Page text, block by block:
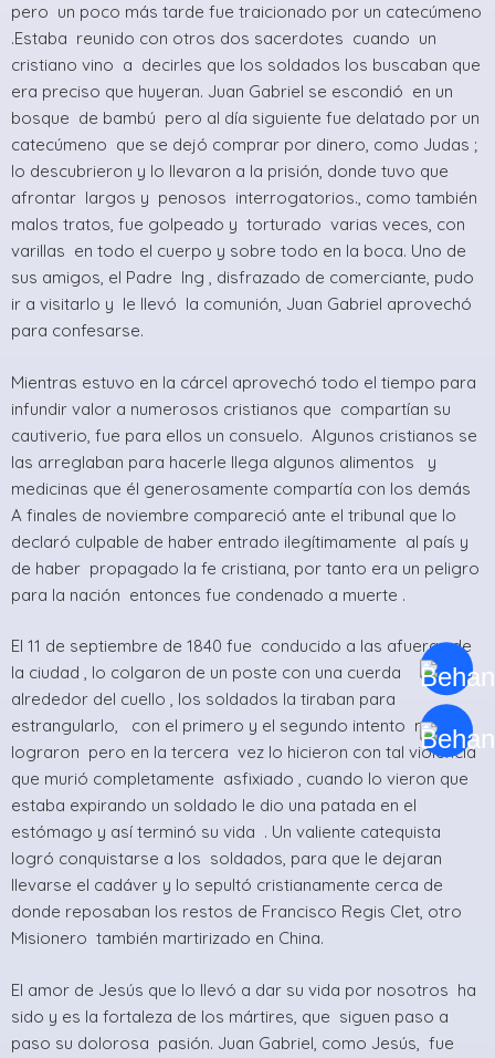
pero un poco más tarde fue traicionado por un catecúmeno
.Estaba reunido con otros dos sacerdotes cuando un
cristiano vino a decirles que los soldados los buscaban que
era preciso que huyeran. Juan Gabriel se escondió en un
bosque de bambú pero al día siguiente fue delatado por un
catecúmeno que se dejó comprar por dinero, como Judas ;
lo descubrieron y lo llevaron a la prisión, donde tuvo que
afrontar largos y penosos interrogatorios., como también
malos tratos, fue golpeado y torturado varias veces, con
varillas en todo el cuerpo y sobre todo en la boca. Uno de
sus amigos, el Padre Ing , disfrazado de comerciante, pudo
ir a visitarlo y le llevó la comunión, Juan Gabriel aprovechó
para confesarse.
Mientras estuvo en la cárcel aprovechó todo el tiempo para
infundir valor a numerosos cristianos que compartían su
cautiverio, fue para ellos un consuelo. Algunos cristianos se
las arreglaban para hacerle llega algunos alimentos y
medicinas que él generosamente compartía con los demás
A finales de noviembre compareció ante el tribunal que lo
declaró culpable de haber entrado ilegítimamente al país y
de haber propagado la fe cristiana, por tanto era un peligro
para la nación entonces fue condenado a muerte .
El 11 de septiembre de 1840 fue conducido a las afueras de
la ciudad , lo colgaron de un poste con una cuerda
alrededor del cuello , los soldados la tiraban para
estrangularlo, con el primero y el segundo intento no lo
lograron pero en la tercera vez lo hicieron con tal violencia
que murió completamente asfixiado , cuando lo vieron que
estaba expirando un soldado le dio una patada en el
estómago y así terminó su vida . Un valiente catequista
logró conquistarse a los soldados, para que le dejaran
llevarse el cadáver y lo sepultó cristianamente cerca de
donde reposaban los restos de Francisco Regis Clet, otro
Misionero también martirizado en China.
El amor de Jesús que lo llevó a dar su vida por nosotros ha
sido y es la fortaleza de los mártires, que siguen paso a
paso su dolorosa pasión. Juan Gabriel, como Jesús, fue